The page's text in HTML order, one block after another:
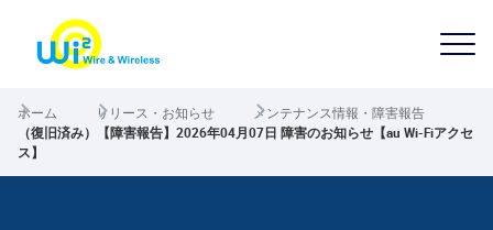
ホーム リリース・お知らせ
メンテナンス情報・障害報告
（復旧済み）【障害報告】2026年04月07日 障害のお知らせ【au Wi-Fiアクセ
ス】